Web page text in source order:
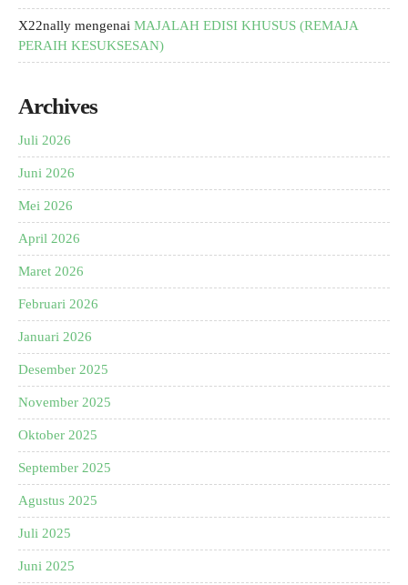
X22nally mengenai MAJALAH EDISI KHUSUS (REMAJA
PERAIH KESUKSESAN)
Archives
Juli 2026
Juni 2026
Mei 2026
April 2026
Maret 2026
Februari 2026
Januari 2026
Desember 2025
November 2025
Oktober 2025
September 2025
Agustus 2025
Juli 2025
Juni 2025